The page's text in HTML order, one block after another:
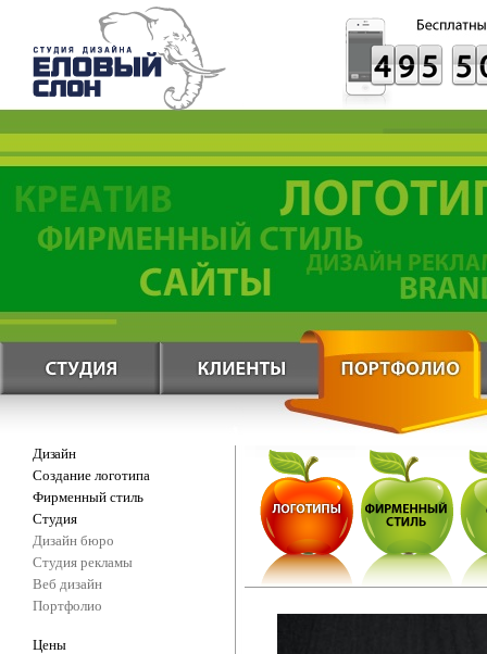
Дизайн
Создание логотипа
Фирменный стиль
Студия
Дизайн бюро
Студия рекламы
Веб дизайн
Портфолио
Цены